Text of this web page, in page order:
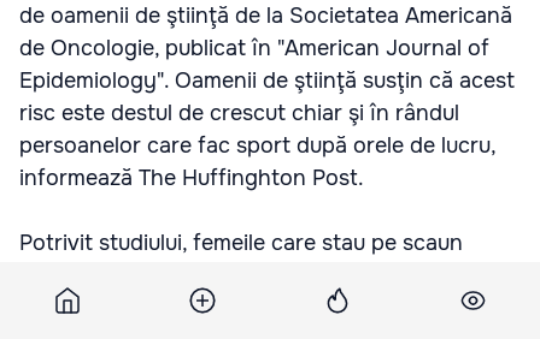
de oamenii de ştiinţă de la Societatea Americană
de Oncologie, publicat în "American Journal of
Epidemiology". Oamenii de ştiinţă susţin că acest
risc este destul de crescut chiar şi în rândul
persoanelor care fac sport după orele de lucru,
informează The Huffinghton Post.
Potrivit studiului, femeile care stau pe scaun
sunt expuse unui risc de deces prematur mai